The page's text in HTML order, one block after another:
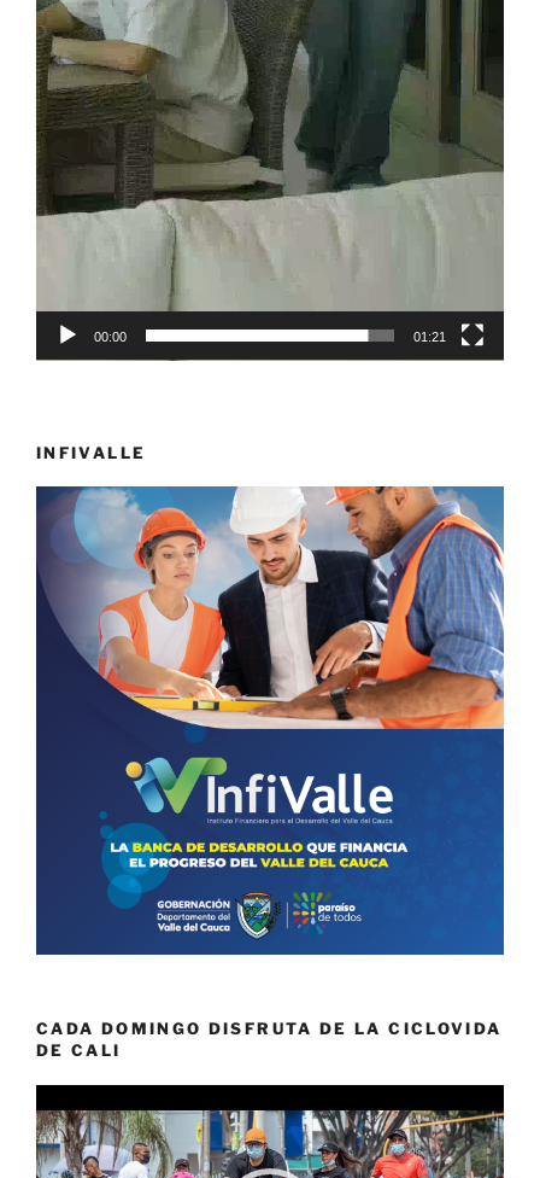
00:00 01:21
INFIVALLE
CADA DOMINGO DISFRUTA DE LA CICLOVIDA
DE CALI
de
vídeo